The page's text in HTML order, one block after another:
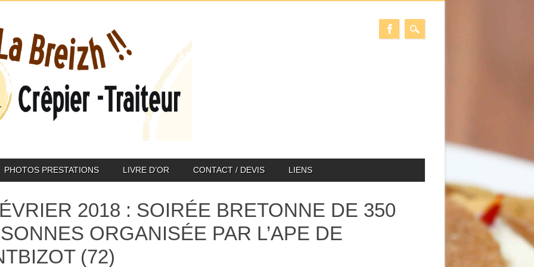
PHOTOS PRESTATIONS LIVRE D’OR CONTACT / DEVIS LIENS
2018 : SOIRÉE BRETONNE DE 350
ORGANISÉE PAR L’APE DE
(72)